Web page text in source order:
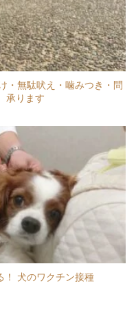
・無駄吠え・噛みつき・問
承ります
！ 犬のワクチン接種